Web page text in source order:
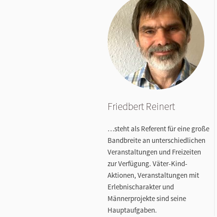
Friedbert Reinert
…steht als Referent für eine große
Bandbreite an unterschiedlichen
Veranstaltungen und Freizeiten
zur Verfügung. Väter-Kind-
Aktionen, Veranstaltungen mit
Erlebnischarakter und
Männerprojekte sind seine
Hauptaufgaben.